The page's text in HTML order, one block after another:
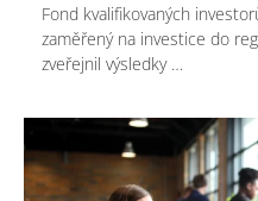
Fond kvalifikovaných
zaměřený na investice do
zveřejnil výsledky …